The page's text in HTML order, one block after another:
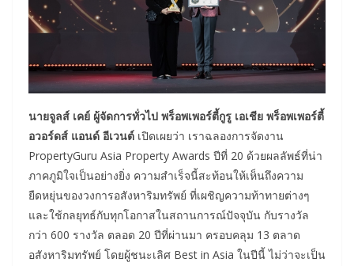
นายจูลส์ เคย์ ผู้จัดการทั่วไป พร็อพเพอร์ตี้กูรู เอเชีย พร็อพเพอร์ตี้
อวอร์ดส์ แอนด์ อีเวนต์ เปิดเผยว่า เราฉลองการจัดงาน
PropertyGuru Asia Property Awards ปีที่ 20 ด้วยผลลัพธ์ที่น่า
ภาคภูมิใจเป็นอย่างยิ่ง ความสำเร็จนี้สะท้อนให้เห็นถึงความ
ยืดหยุ่นของวงการอสังหาริมทรัพย์ ที่เผชิญความท้าทายต่างๆ
และใช้กลยุทธ์กับทุกโอกาสในสถานการณ์ปัจจุบัน กับรางวัล
กว่า 600 รางวัล ตลอด 20 ปีที่ผ่านมา ครอบคลุม 13 ตลาด
อสังหาริมทรัพย์ โดยผู้ชนะเลิศ Best in Asia ในปีนี้ ไม่ว่าจะเป็น